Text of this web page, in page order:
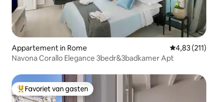
Appartement in Rome Gemiddelde
4,83 (211)
Navona Corallo Elegance 3bedr&3badkamer Apt
Topfavoriet van gasten
Favoriet van gasten